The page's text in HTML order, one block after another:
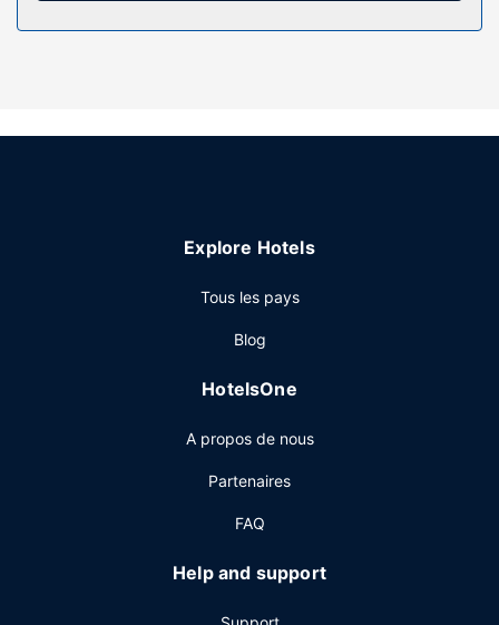
Profitez de la vue qui vous est offerte depuis une terrasse
un service de conciergerie, une aire de pique-nique et un
Un petit déjeuner anglais gratuit est servi tous les jours de
Les équipements et services proposés incluent une
distributeur automatique de boissons et d'en-cas. Un
parking gratuit est disponible dans l'enceinte de
Explore Hotels
Tous les pays
Blog
HotelsOne
A propos de nous
Partenaires
FAQ
Help and support